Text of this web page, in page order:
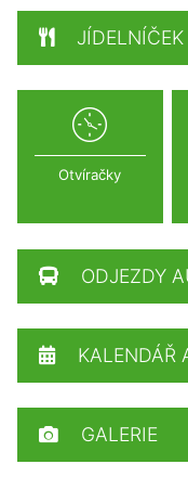
Otvíračky
ODJEZDY
KALENDÁŘ
GALERIE